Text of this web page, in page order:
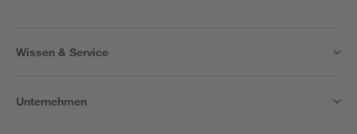
Wissen & Service
Unternehmen